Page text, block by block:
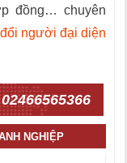
đồng… chuyên
người đại diện
NGHIỆP